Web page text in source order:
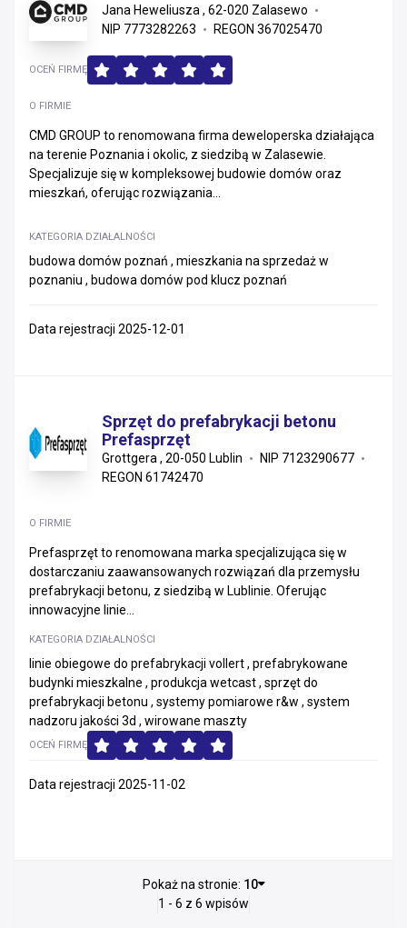
Jana Heweliusza , 62-020 Zalasewo
NIP 7773282263
REGON 367025470
O FIRMIE
CMD GROUP to renomowana firma deweloperska działająca
na terenie Poznania i okolic, z siedzibą w Zalasewie.
Specjalizuje się w kompleksowej budowie domów oraz
mieszkań, oferując rozwiązania...
KATEGORIA DZIAŁALNOŚCI
budowa domów poznań , mieszkania na sprzedaż w
poznaniu , budowa domów pod klucz poznań
OCEŃ FIRMĘ
Data rejestracji 2025-12-01
Sprzęt do prefabrykacji betonu
Prefasprzęt
Grottgera , 20-050 Lublin
NIP 7123290677
REGON 61742470
O FIRMIE
Prefasprzęt to renomowana marka specjalizująca się w
dostarczaniu zaawansowanych rozwiązań dla przemysłu
prefabrykacji betonu, z siedzibą w Lublinie. Oferując
innowacyjne linie...
KATEGORIA DZIAŁALNOŚCI
linie obiegowe do prefabrykacji vollert , prefabrykowane
budynki mieszkalne , produkcja wetcast , sprzęt do
prefabrykacji betonu , systemy pomiarowe r&w , system
nadzoru jakości 3d , wirowane maszty
OCEŃ FIRMĘ
Data rejestracji 2025-11-02
Pokaż na stronie: 10
1 - 6 z 6 wpisów